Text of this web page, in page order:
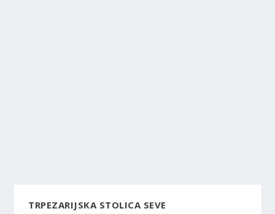
TRPEZARIJSKA STOLICA SEVE